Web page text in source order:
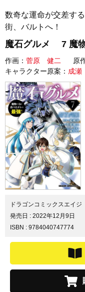
数奇な運命が交差
街、バルトへ！
魔石グルメ 7 魔物
作画： 菅原 健二 原
キャラクター原案： 成
ドラゴンコミックスエイジ
発売日 : 2022年12月9日
ISBN : 9784040747774